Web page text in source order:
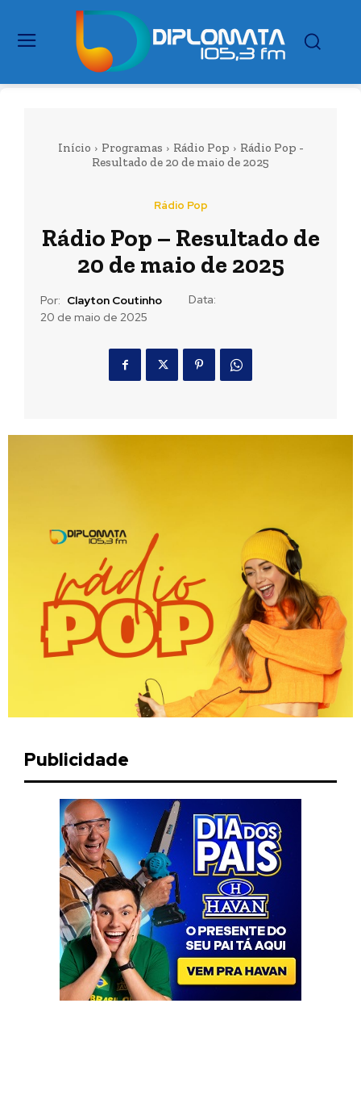
Início Programas Rádio Pop
Rádio Pop -
Resultado de 20 de maio de 2025
Rádio Pop
Rádio Pop – Resultado de
20 de maio de 2025
Por: Clayton Coutinho
Data:
20 de maio de 2025
Publicidade